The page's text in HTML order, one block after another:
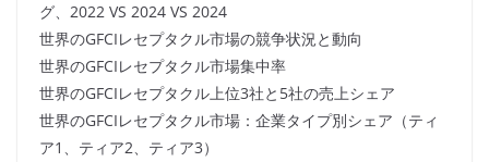
グ、2022 VS 2024 VS 2024
世界のGFCIレセプタクル市場の競争状況と動向
世界のGFCIレセプタクル市場集中率
世界のGFCIレセプタクル上位3社と5社の売上シェア
世界のGFCIレセプタクル市場：企業タイプ別シェア（ティ
ア1、ティア2、ティア3）